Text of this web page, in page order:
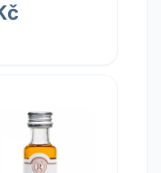
2024